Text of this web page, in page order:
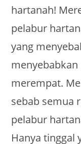
hartanah!
pelabur
yang
merempat.
sebab semua
pelabur
Hanya tinggal